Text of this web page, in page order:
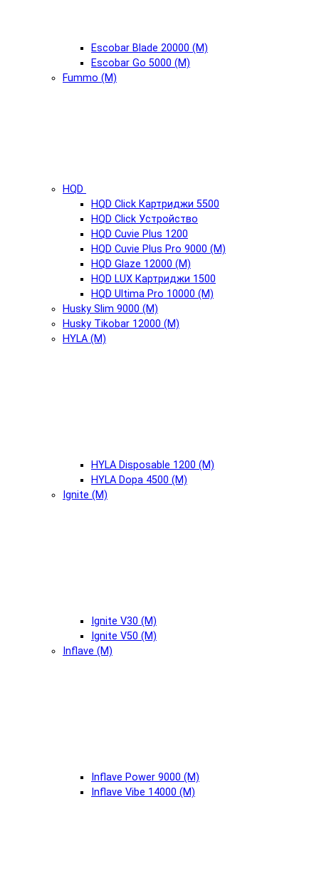
Escobar Blade 20000 (М)
Escobar Go 5000 (М)
Fummo (М)
HQD
HQD Click Картриджи 5500
HQD Click Устройство
HQD Cuvie Plus 1200
HQD Cuvie Plus Pro 9000 (М)
HQD Glaze 12000 (М)
HQD LUX Картриджи 1500
HQD Ultima Pro 10000 (М)
Husky Slim 9000 (М)
Husky Tikobar 12000 (М)
HYLA (М)
HYLA Disposable 1200 (М)
HYLA Dopa 4500 (М)
Ignite (М)
Ignite V30 (М)
Ignite V50 (М)
Inflave (М)
Inflave Power 9000 (М)
Inflave Vibe 14000 (М)